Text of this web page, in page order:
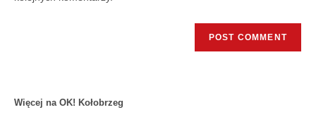
Więcej na OK! Kołobrzeg